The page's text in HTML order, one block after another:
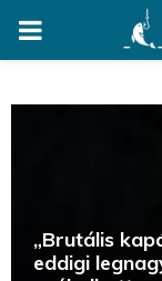
PRIMARY
„Brutális
eddigi